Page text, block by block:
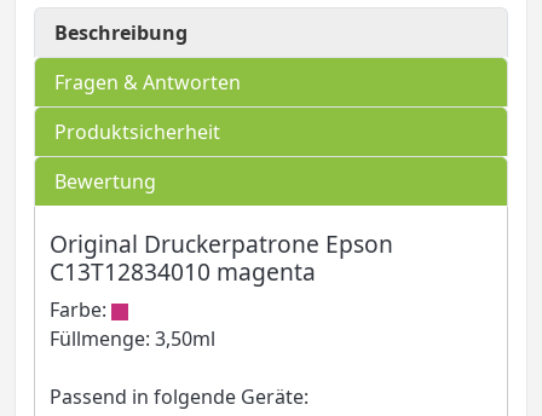
Beschreibung
Fragen & Antworten
Produktsicherheit
Bewertung
Original Druckerpatrone Epson
C13T12834010 magenta
Farbe:
Füllmenge: 3,50ml
Passend in folgende Geräte: